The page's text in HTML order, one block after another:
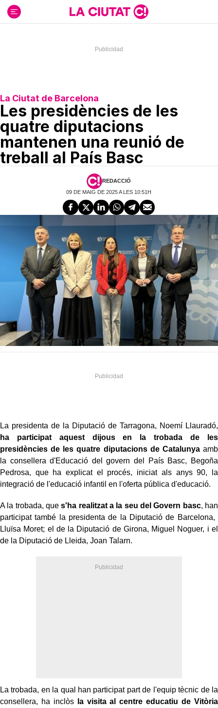
contenido
La Ciutat de Barcelona
Les presidències de les
quatre diputacions
mantenen una reunió de
treball al País Basc
REDACCIÓ
09 DE MAIG DE 2025 A LES 10:51H
La presidenta de la Diputació de Tarragona, Noemí Llauradó,
ha participat aquest dijous en la trobada de les
presidències de les quatre diputacions de Catalunyaamb
la consellera d'Educació del govern del País Basc, Begoña
Pedrosa, que ha explicat el procés, iniciat als anys 90, la
integració de l'educació infantil en l'oferta pública d'educació.
A la trobada, ques'ha realitzat a la seu del Govern basc, han
participat també la presidenta de la Diputació de Barcelona, ​​
Lluïsa Moret; el de la Diputació de Girona, Miguel Noguer, i el
de la Diputació de Lleida, Joan Talarn.
La trobada, en la qual han participat part de l'equip tècnic de la
consellera, ha inclòs
la visita al centre educatiu de Vitòria